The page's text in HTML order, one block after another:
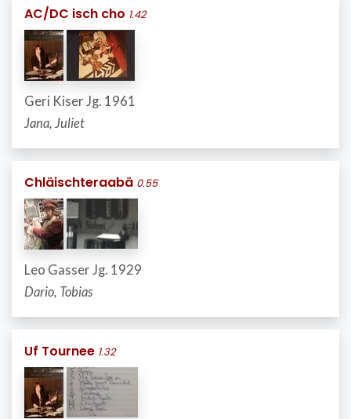
AC/DC isch cho 1.42
Geri Kiser Jg. 1961
Jana, Juliet
Chläischteraabä 0.55
Leo Gasser Jg. 1929
Dario, Tobias
Uf Tournee 1.32